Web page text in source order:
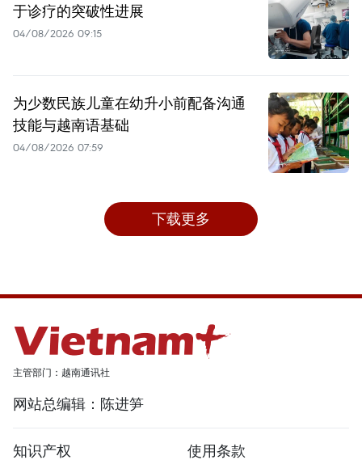
于诊疗的突破性进展
04/08/2026 09:15
为少数民族儿童在幼升小前配备沟通
技能与越南语基础
04/08/2026 07:59
下载更多
主管部门：越南通讯社
网站总编辑：陈进笋
知识产权 使用条款